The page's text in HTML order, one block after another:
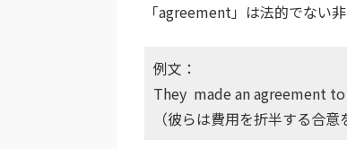
「agreement」は法的でない
例文：
They made an agreement
（彼らは費用を折半する合意